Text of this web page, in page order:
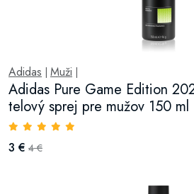
Adidas Muži
Adidas Pure Game Edition
telový sprej pre mužov 150 ml
3 € 4 €